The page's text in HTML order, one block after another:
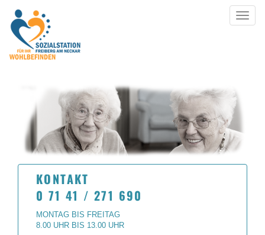
Toggle
KONTAKT
0 71 41 / 271 690
MONTAG BIS FREITAG
8.00 UHR BIS 13.00 UHR